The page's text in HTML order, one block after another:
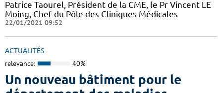
Patrice Taourel, Président de la CME, le Pr Vincent LE
Moing, Chef du Pôle des Cliniques Médicales
22/01/2021 09:52
ACTUALITÉS
relevance: 40%
Un nouveau bâtiment pour le